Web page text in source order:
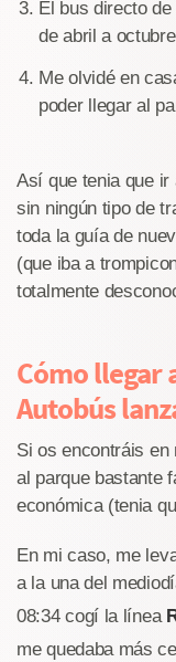
El bus directo de
de abril a
Me olvidé en
poder llegar al
Así que tenia que ir
sin ningún tipo de
toda la guía de
(que iba a
totalmente
Cómo llegar
Autobús
Si os encontráis en
al parque bastante
económica (tenia
En mi caso, me
a la una del
08:34 cogí la línea
me quedaba más